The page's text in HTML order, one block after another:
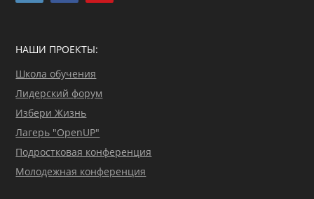
НАШИ ПРОЕКТЫ:
Школа обучения
Лидерский форум
Избери Жизнь
Лагерь "OpenUP"
Подростковая конференция
Молодежная конференция